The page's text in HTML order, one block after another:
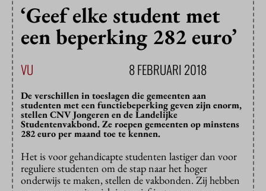
‘Geef elke student met
een beperking 282 euro’
VU 8 FEBRUARI 2018
De verschillen in toeslagen die gemeenten aan
studenten met een functiebeperking geven zijn enorm,
stellen CNV Jongeren en de Landelijke
Studentenvakbond. Ze roepen gemeenten op minstens
282 euro per maand toe te kennen.
Het is voor gehandicapte studenten lastiger dan voor
reguliere studenten om de stap naar het hoger
onderwijs te maken, stellen de vakbonden. Zij hebben